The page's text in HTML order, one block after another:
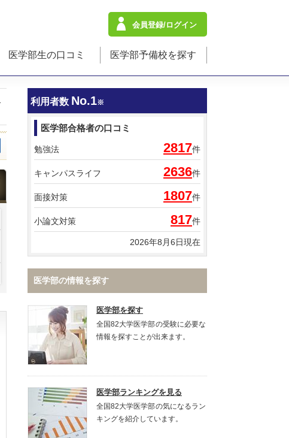
会員登録/ログイン
医学部生の口コミ 医学部予備校を探す
利用者数 No.1※
医学部合格者の口コミ
勉強法 2817件
キャンパスライフ 2636件
面接対策 1807件
小論文対策 817件
2026年8月6日現在
医学部の情報を探す
医学部を探す
全国82大学医学部の受験に必要な
情報を探すことが出来ます。
医学部ランキングを見る
全国82大学医学部の気になるラン
キングを紹介しています。